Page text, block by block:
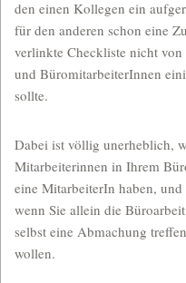
den einen Kollegen ein
für den anderen schon eine
verlinkte Checkliste nicht
und BüromitarbeiterInnen
sollte.
Dabei ist völlig unerheblich,
Mitarbeiterinnen in Ihrem
eine MitarbeiterIn haben,
wenn Sie allein die
selbst eine Abmachung
wollen.